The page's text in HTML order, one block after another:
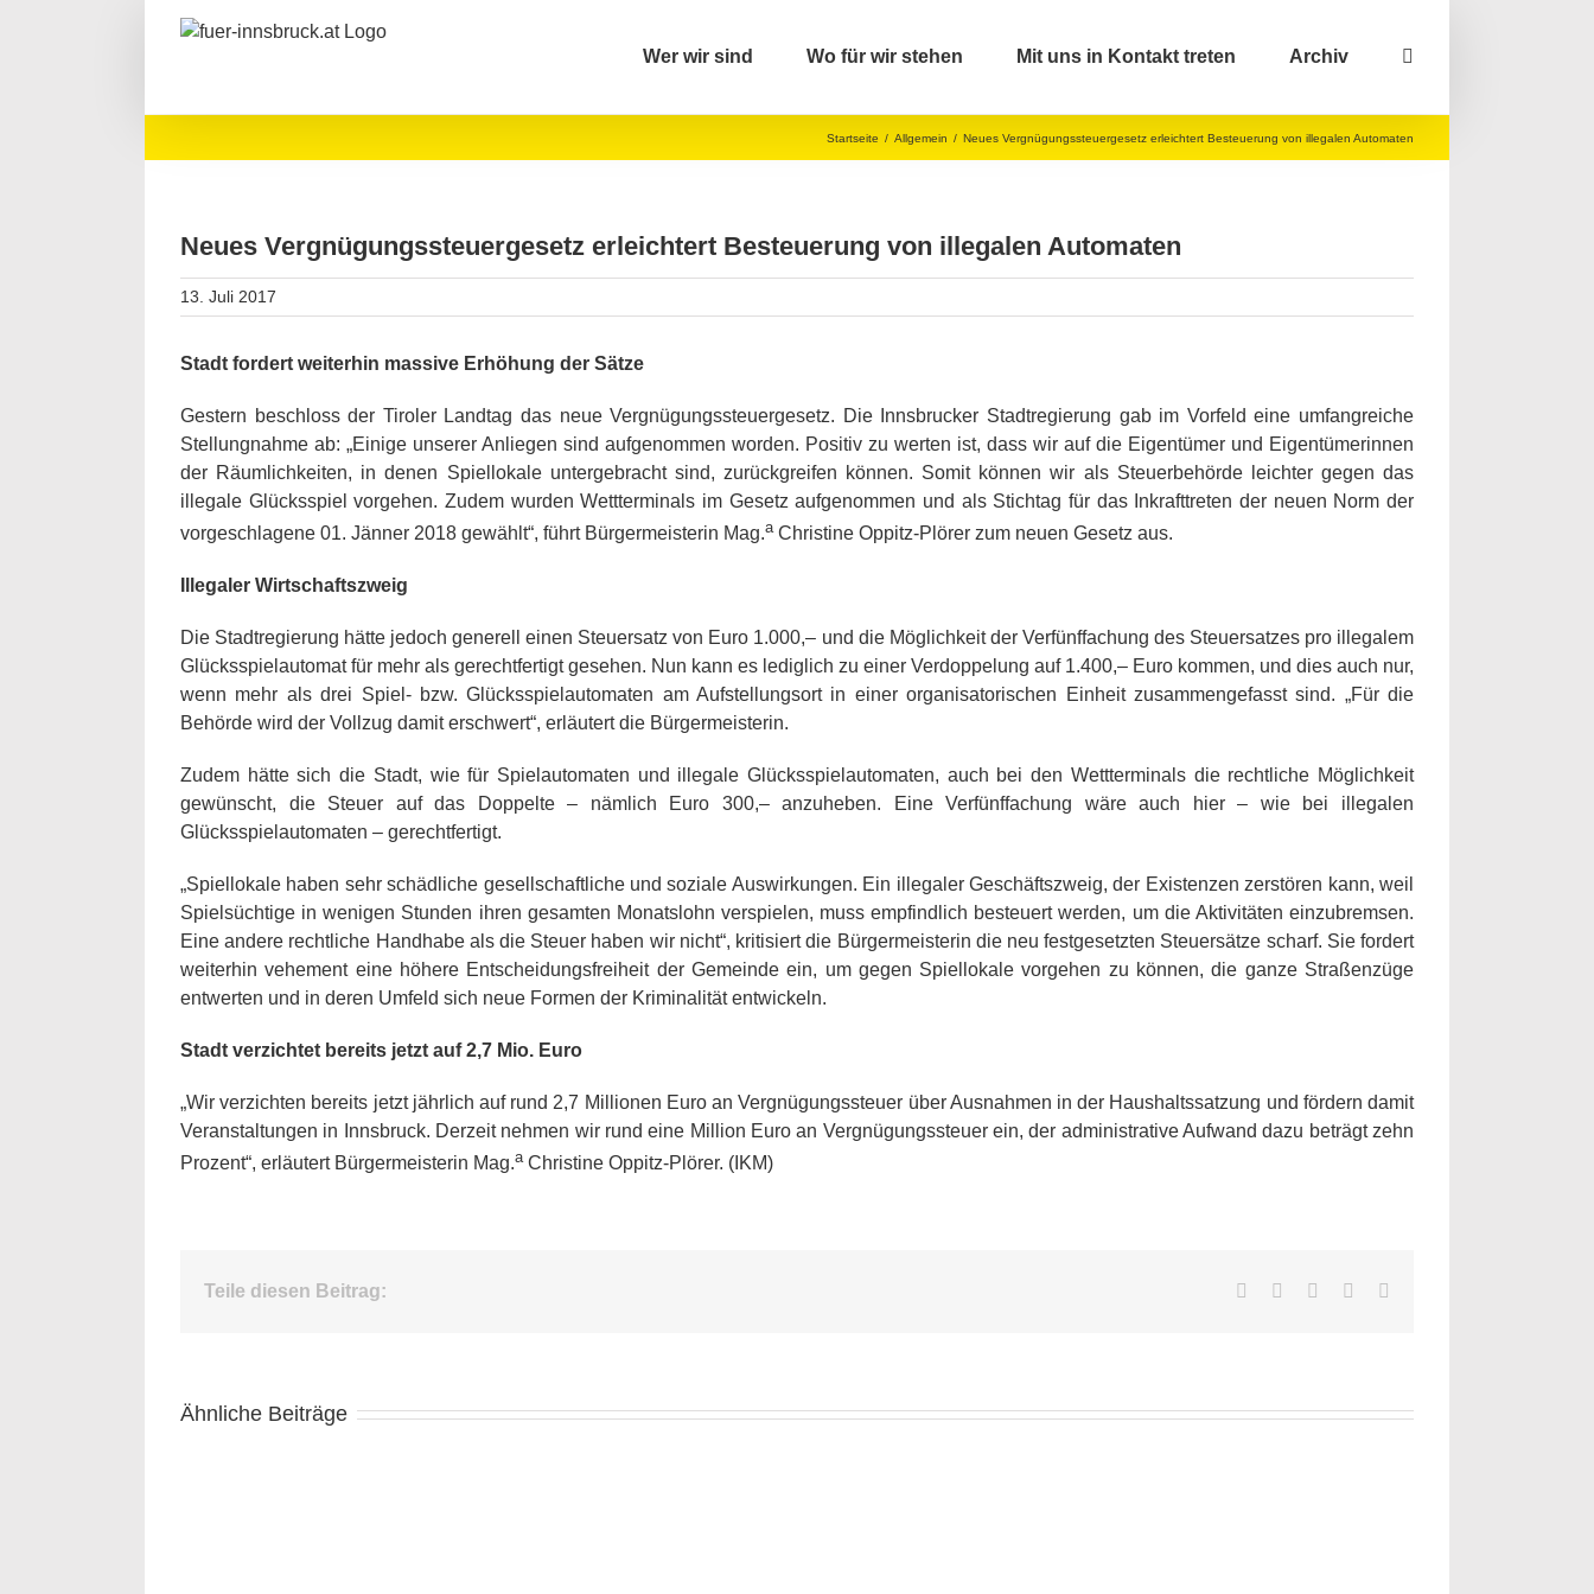
Wer wir sind Wo für wir stehen Mit uns in Kontakt treten Archiv
Startseite / Allgemein / Neues Vergnügungssteuergesetz erleichtert Besteuerung von illegalen Automaten
Neues Vergnügungssteuergesetz erleichtert Besteuerung von illegalen Automaten
13. Juli 2017
Stadt fordert weiterhin massive Erhöhung der Sätze
Gestern beschloss der Tiroler Landtag das neue Vergnügungssteuergesetz. Die Innsbrucker Stadtregierung gab im Vorfeld eine umfangreiche
Stellungnahme ab: „Einige unserer Anliegen sind aufgenommen worden. Positiv zu werten ist, dass wir auf die Eigentümer und Eigentümerinnen
der Räumlichkeiten, in denen Spiellokale untergebracht sind, zurückgreifen können. Somit können wir als Steuerbehörde leichter gegen das
illegale Glücksspiel vorgehen. Zudem wurden Wettterminals im Gesetz aufgenommen und als Stichtag für das Inkrafttreten der neuen Norm der
vorgeschlagene 01. Jänner 2018 gewählt“, führt Bürgermeisterin Mag.aChristine Oppitz-Plörer zum neuen Gesetz aus.
Illegaler Wirtschaftszweig
Die Stadtregierung hätte jedoch generell einen Steuersatz von Euro 1.000,– und die Möglichkeit der Verfünffachung des Steuersatzes pro illegalem
Glücksspielautomat für mehr als gerechtfertigt gesehen. Nun kann es lediglich zu einer Verdoppelung auf 1.400,– Euro kommen, und dies auch nur,
wenn mehr als drei Spiel- bzw. Glücksspielautomaten am Aufstellungsort in einer organisatorischen Einheit zusammengefasst sind. „Für die
Behörde wird der Vollzug damit erschwert“, erläutert die Bürgermeisterin.
Zudem hätte sich die Stadt, wie für Spielautomaten und illegale Glücksspielautomaten, auch bei den Wettterminals die rechtliche Möglichkeit
gewünscht, die Steuer auf das Doppelte – nämlich Euro 300,– anzuheben. Eine Verfünffachung wäre auch hier – wie bei illegalen
Glücksspielautomaten – gerechtfertigt.
„Spiellokale haben sehr schädliche gesellschaftliche und soziale Auswirkungen. Ein illegaler Geschäftszweig, der Existenzen zerstören kann, weil
Spielsüchtige in wenigen Stunden ihren gesamten Monatslohn verspielen, muss empfindlich besteuert werden, um die Aktivitäten einzubremsen.
Eine andere rechtliche Handhabe als die Steuer haben wir nicht“, kritisiert die Bürgermeisterin die neu festgesetzten Steuersätze scharf. Sie fordert
weiterhin vehement eine höhere Entscheidungsfreiheit der Gemeinde ein, um gegen Spiellokale vorgehen zu können, die ganze Straßenzüge
entwerten und in deren Umfeld sich neue Formen der Kriminalität entwickeln.
Stadt verzichtet bereits jetzt auf 2,7 Mio. Euro
„Wir verzichten bereits jetzt jährlich auf rund 2,7 Millionen Euro an Vergnügungssteuer über Ausnahmen in der Haushaltssatzung und fördern damit
Veranstaltungen in Innsbruck. Derzeit nehmen wir rund eine Million Euro an Vergnügungssteuer ein, der administrative Aufwand dazu beträgt zehn
Prozent“, erläutert Bürgermeisterin Mag.aChristine Oppitz-Plörer. (IKM)
Teile diesen Beitrag: Facebook
TwitterLinkedInWhatsApp
Ähnliche Beiträge